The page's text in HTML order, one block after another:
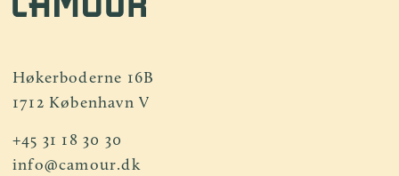
Høkerboderne 16B
1712 København V
+45 31 18 30 30
info@camour.dk